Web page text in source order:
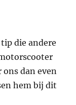
die andere
dan even
hem bij dit